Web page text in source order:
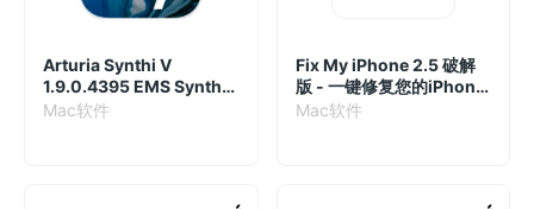
Arturia Synthi V
1.9.0.4395 EMS Synthi
AKS模拟合成插件
Mac软件
Fix My iPhone 2.5 破解
版 - 一键修复您的iPhone
问题
Mac软件